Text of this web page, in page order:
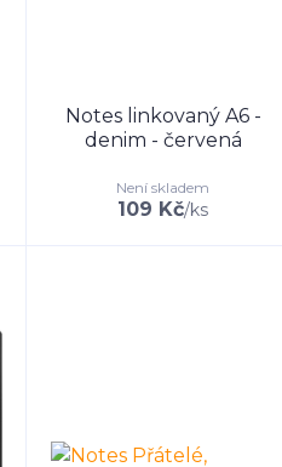
Notes linkovaný A6 -
denim - červená
109 Kč/ks
Není skladem